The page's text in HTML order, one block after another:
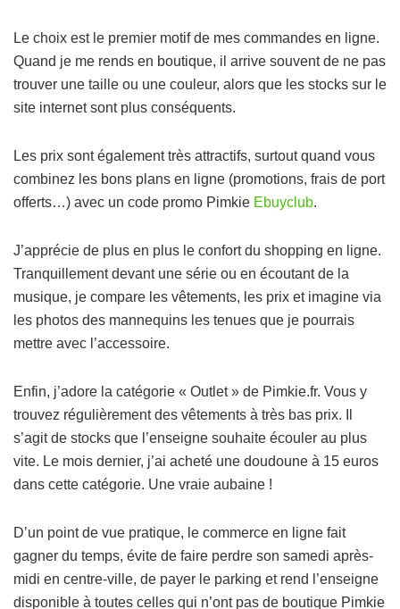
Le choix est le premier motif de mes commandes en ligne.
Quand je me rends en boutique, il arrive souvent de ne pas
trouver une taille ou une couleur, alors que les stocks sur le
site internet sont plus conséquents.
Les prix sont également très attractifs, surtout quand vous
combinez les bons plans en ligne (promotions, frais de port
offerts…) avec un code promo Pimkie Ebuyclub.
J’apprécie de plus en plus le confort du shopping en ligne.
Tranquillement devant une série ou en écoutant de la
musique, je compare les vêtements, les prix et imagine via
les photos des mannequins les tenues que je pourrais
mettre avec l’accessoire.
Enfin, j’adore la catégorie « Outlet » de Pimkie.fr. Vous y
trouvez régulièrement des vêtements à très bas prix. Il
s’agit de stocks que l’enseigne souhaite écouler au plus
vite. Le mois dernier, j’ai acheté une doudoune à 15 euros
dans cette catégorie. Une vraie aubaine !
D’un point de vue pratique, le commerce en ligne fait
gagner du temps, évite de faire perdre son samedi après-
midi en centre-ville, de payer le parking et rend l’enseigne
disponible à toutes celles qui n’ont pas de boutique Pimkie